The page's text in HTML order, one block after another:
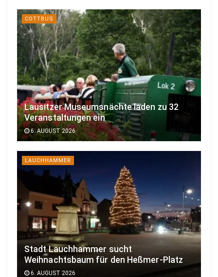
COTTBUS
Lausitzer Museumsnächte laden zu 32
Veranstaltungen ein
6. AUGUST 2026
LAUCHHAMMER
Stadt Lauchhammer sucht
Weihnachtsbaum für den Heßmer-Platz
6. AUGUST 2026